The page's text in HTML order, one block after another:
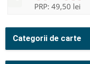
Categorii de carte
PRP: 49,50 lei